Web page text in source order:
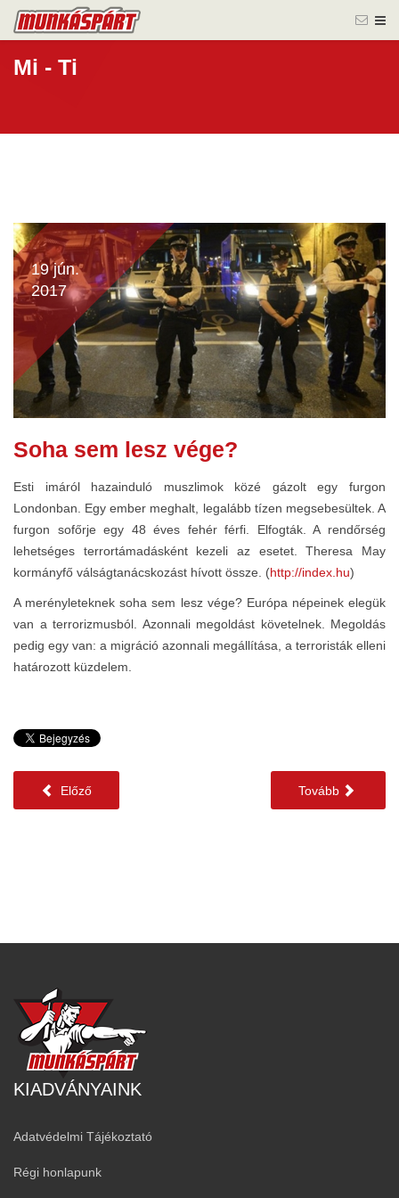
Mi - Ti
19 jún.
2017
Soha sem lesz vége?
Esti imáról hazainduló muszlimok közé gázolt egy furgon
Londonban. Egy ember meghalt, legalább tízen megsebesültek. A
furgon sofőrje egy 48 éves fehér férfi. Elfogták. A rendőrség
lehetséges terrortámadásként kezeli az esetet. Theresa May
kormányfő válságtanácskozást hívott össze. (http://index.hu)
A merényleteknek soha sem lesz vége? Európa népeinek elegük
van a terrorizmusból. Azonnali megoldást követelnek. Megoldás
pedig egy van: a migráció azonnali megállítása, a terroristák elleni
határozott küzdelem.
Előző Tovább
KIADVÁNYAINK
Adatvédelmi Tájékoztató
Régi honlapunk